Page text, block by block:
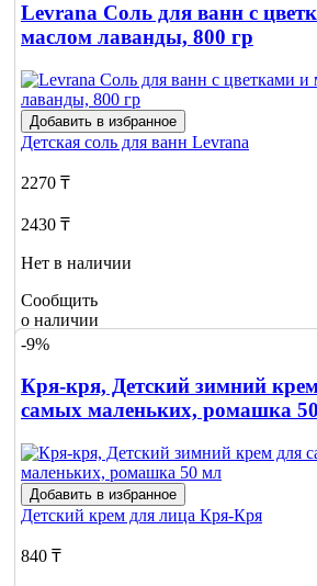
Levrana Соль для ванн с
маслом лаванды, 800 гр
Добавить в избранное
Детская соль для ванн Levrana
2270 ₸
2430 ₸
Нет в наличии
Сообщить
о наличии
-9%
Кря-кря, Детский зимний
самых маленьких, ромашка
Добавить в избранное
Детский крем для лица Кря-Кря
840 ₸